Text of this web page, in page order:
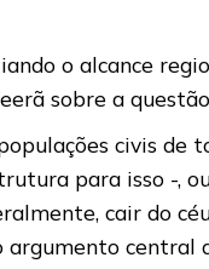
o alcance
sobre a
civis de
para isso -,
cair do
central